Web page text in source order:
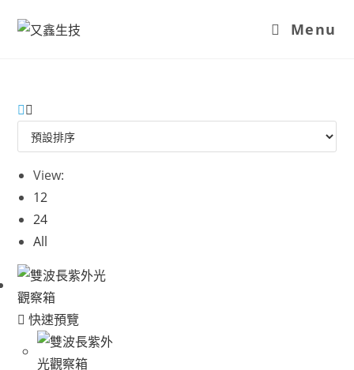
Menu
View:
12
24
All
快速預覽